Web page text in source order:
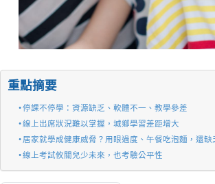
重點摘要
停課不停學：資源缺乏、軟體不一、教學參差
線上出席狀況難以掌握，城鄉學習差距增大
居家就學成健康威脅？用眼過度、午餐吃泡麵，還缺
線上考試攸關兒少未來，也考驗公平性